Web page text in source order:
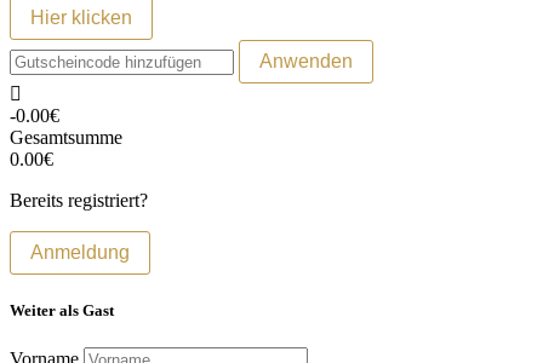
Hier klicken
Anwenden
-0.00€
Gesamtsumme
0.00€
Bereits registriert?
Anmeldung
Weiter als Gast